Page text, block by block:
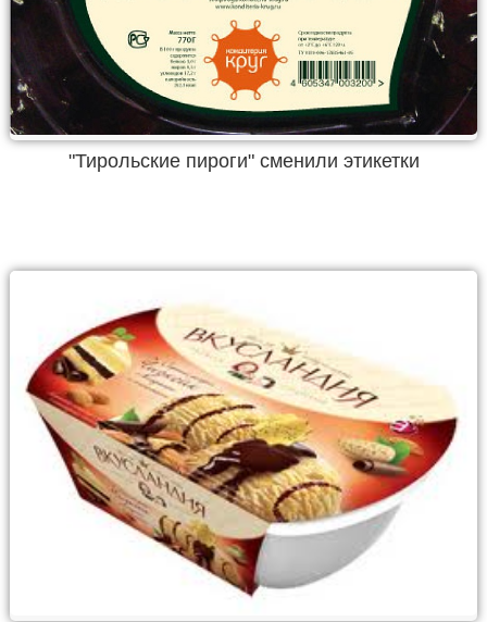
"Тирольские пироги" сменили этикетки